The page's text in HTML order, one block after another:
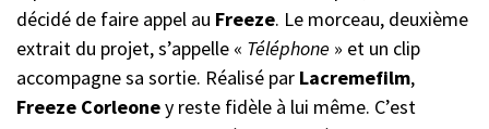
décidé de faire appel au Freeze. Le morceau, deuxième
extrait du projet, s’appelle « Téléphone » et un clip
accompagne sa sortie. Réalisé par Lacremefilm,
Freeze Corleoney reste fidèle à lui même. C’est